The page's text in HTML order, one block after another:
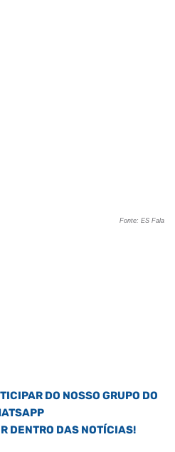
Fonte: ES Fala
DO NOSSO GRUPO DO
DENTRO DAS NOTÍCIAS!